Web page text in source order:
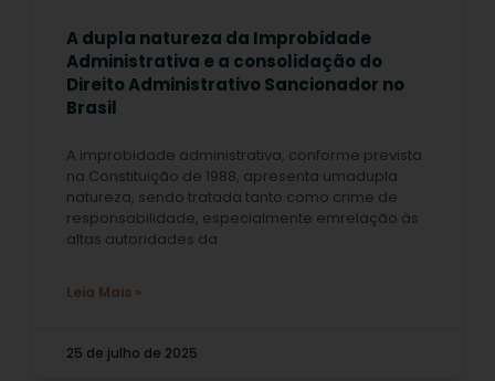
A dupla natureza da Improbidade
Administrativa e a consolidação do
Direito Administrativo Sancionador no
Brasil
A improbidade administrativa, conforme prevista
na Constituição de 1988, apresenta umadupla
natureza, sendo tratada tanto como crime de
responsabilidade, especialmente emrelação às
altas autoridades da
Leia Mais »
25 de julho de 2025